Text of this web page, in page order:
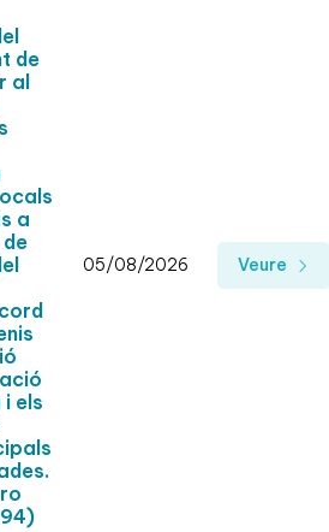
de
al
a
els
05/08/2026 Veure